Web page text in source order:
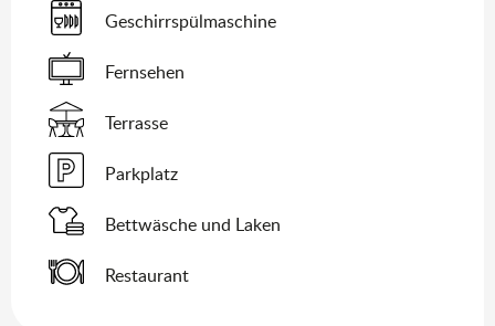
Geschirrspülmaschine
Fernsehen
Terrasse
Parkplatz
Bettwäsche und Laken
Restaurant